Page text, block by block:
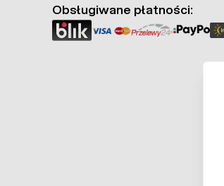
Obsługiwane płatności: